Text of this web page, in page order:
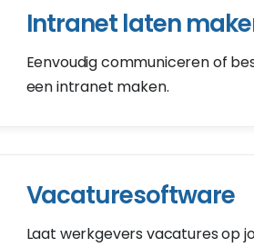
Intranet laten
Eenvoudig communiceren of
een intranet maken.
Vacaturesoftware
Laat werkgevers vacatures op